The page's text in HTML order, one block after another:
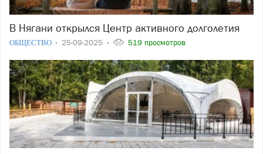
В Нягани открылся Центр активного долголетия
ОБЩЕСТВО 25-09-2025 519 просмотров